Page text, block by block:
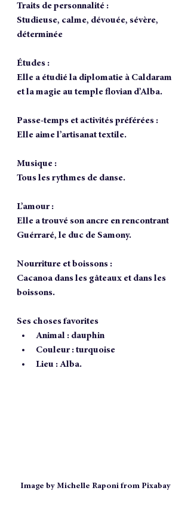
Traits de personnalité :
Studieuse, calme, dévouée, sévère,
déterminée
Études :
Elle a étudié la diplomatie à Caldaram
et la magie au temple flovian d’Alba.
Passe-temps et activités préférées :
Elle aime l’artisanat textile.
Musique :
Tous les rythmes de danse.
L’amour :
Elle a trouvé son ancre en rencontrant
Guérraré, le duc de Samony.
Nourriture et boissons :
Cacanoa dans les gâteaux et dans les
boissons.
Ses choses favorites
Animal : dauphin
Couleur : turquoise
Lieu : Alba.
Image by Michelle Raponi from Pixabay